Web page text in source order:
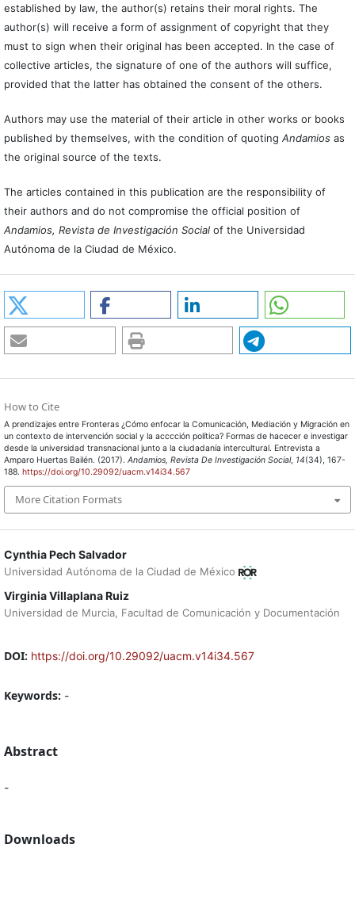
Cynthia Pech Salvador
Universidad Autónoma de la Ciudad de México
Virginia Villaplana Ruiz
Universidad de Murcia, Facultad de Comunicación y Documentación
DOI: https://doi.org/10.29092/uacm.v14i34.567
Keywords: -
Abstract
-
Downloads
established by law, the author(s) retains their moral rights. The
author(s) will receive a form of assignment of copyright that they
must to sign when their original has been accepted. In the case of
collective articles, the signature of one of the authors will suffice,
provided that the latter has obtained the consent of the others.
Authors may use the material of their article in other works or books
published by themselves, with the condition of quoting Andamiosas
the original source of the texts.
The articles contained in this publication are the responsibility of
their authors and do not compromise the official position of
Andamios, Revista de Investigación Social of the Universidad
Autónoma de la Ciudad de México.
How to Cite
A prendizajes entre Fronteras ¿Cómo enfocar la Comunicación, Mediación y Migración en
un contexto de intervención social y la acccción política? Formas de hacecer e investigar
desde la universidad transnacional junto a la ciudadanía intercultural. Entrevista a
Amparo Huertas Bailén. (2017). Andamios, Revista De Investigación Social, 14(34), 167-
188. https://doi.org/10.29092/uacm.v14i34.567
More Citation Formats